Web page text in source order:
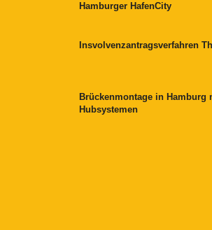
Hamburger HafenCity
Insvolvenzantragsverfahren
Brückenmontage in Hamburg
Hubsystemen